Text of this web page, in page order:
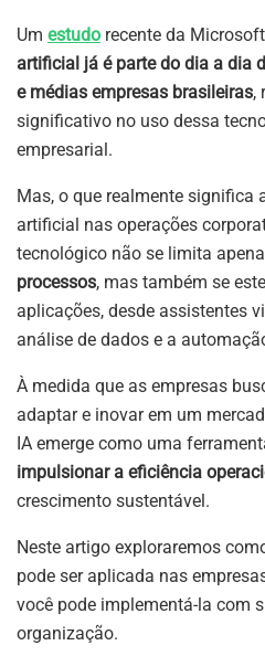
Um estudo recente da
artificial já é parte do dia a dia
e médias empresas brasileiras,
significativo no uso dessa
empresarial.
Mas, o que realmente significa
artificial nas operações
tecnológico não se limita
processos, mas também se
aplicações, desde assistentes
análise de dados e a
À medida que as empresas
adaptar e inovar em um
IA emerge como uma
impulsionar a eficiência
crescimento sustentável.
Neste artigo exploraremos
pode ser aplicada nas
você pode implementá-la com
organização.